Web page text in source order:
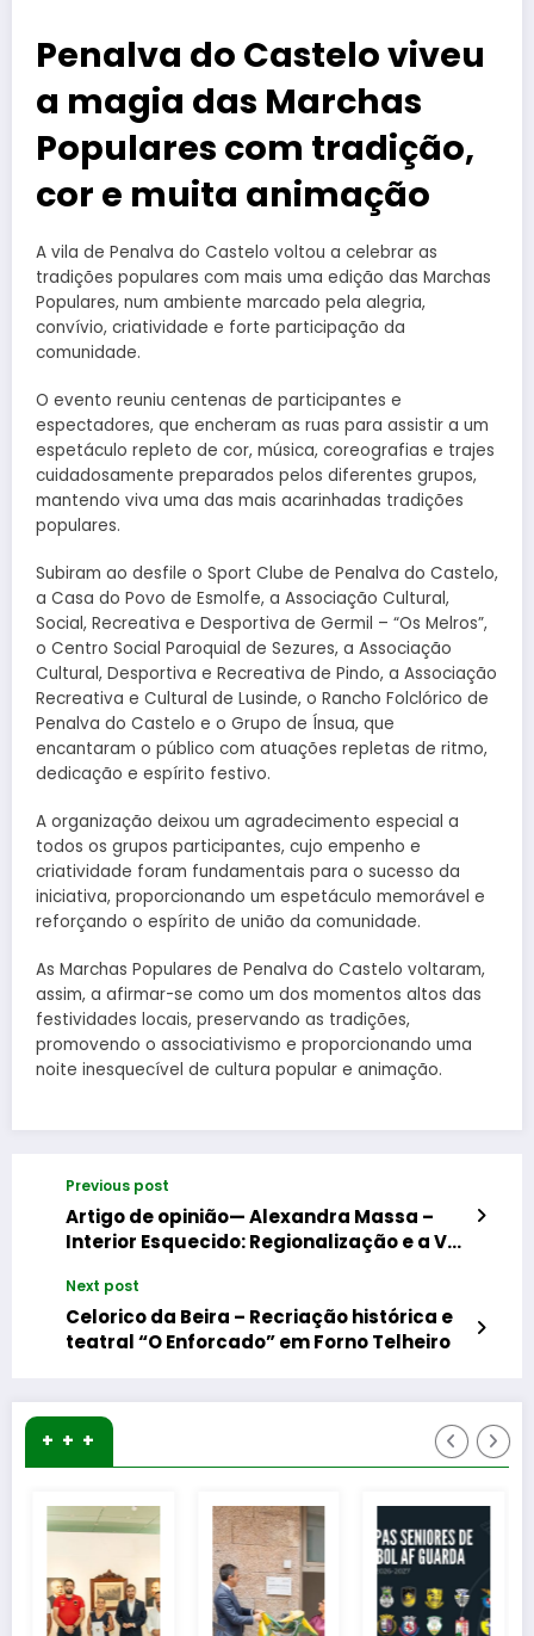
Penalva do Castelo viveu
a magia das Marchas
Populares com tradição,
cor e muita animação
A vila de Penalva do Castelo voltou a celebrar as
tradições populares com mais uma edição das Marchas
Populares, num ambiente marcado pela alegria,
convívio, criatividade e forte participação da
comunidade.
O evento reuniu centenas de participantes e
espectadores, que encheram as ruas para assistir a um
espetáculo repleto de cor, música, coreografias e trajes
cuidadosamente preparados pelos diferentes grupos,
mantendo viva uma das mais acarinhadas tradições
populares.
Subiram ao desfile o Sport Clube de Penalva do Castelo,
a Casa do Povo de Esmolfe, a Associação Cultural,
Social, Recreativa e Desportiva de Germil – “Os Melros”,
o Centro Social Paroquial de Sezures, a Associação
Cultural, Desportiva e Recreativa de Pindo, a Associação
Recreativa e Cultural de Lusinde, o Rancho Folclórico de
Penalva do Castelo e o Grupo de Ínsua, que
encantaram o público com atuações repletas de ritmo,
dedicação e espírito festivo.
A organização deixou um agradecimento especial a
todos os grupos participantes, cujo empenho e
criatividade foram fundamentais para o sucesso da
iniciativa, proporcionando um espetáculo memorável e
reforçando o espírito de união da comunidade.
As Marchas Populares de Penalva do Castelo voltaram,
assim, a afirmar-se como um dos momentos altos das
festividades locais, preservando as tradições,
promovendo o associativismo e proporcionando uma
noite inesquecível de cultura popular e animação.
Previous post
Artigo de opinião— Alexandra Massa –
Interior Esquecido: Regionalização e a Voz
Next post
Celorico da Beira – Recriação histórica e
teatral “O Enforcado” em Forno Telheiro
+ + +